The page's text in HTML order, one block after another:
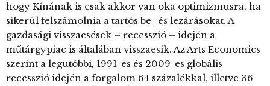
hogy Kínának is csak akkor van oka optimizmusra, ha
sikerül felszámolnia a tartós be- és lezárásokat. A
gazdasági visszaesések – recesszió – idején a
műtárgypiac is általában visszaesik. Az Arts Economics
szerint a legutóbbi, 1991-es és 2009-es globális
recesszió idején a forgalom 64 százalékkal, illetve 36